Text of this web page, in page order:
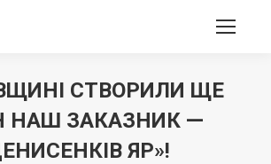
СТВОРИЛИ ЩЕ
НАШ ЗАКАЗНИК ꟷ
ЯР»!